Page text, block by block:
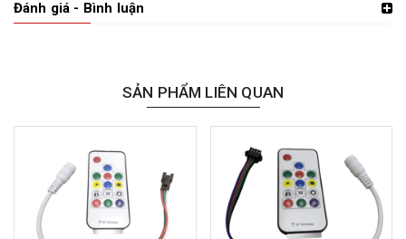
Đánh giá - Bình luận
SẢN PHẨM LIÊN QUAN